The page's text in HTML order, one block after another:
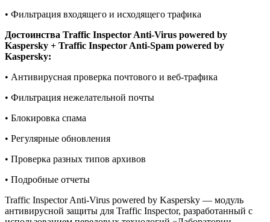
• Фильтрация входящего и исходящего трафика
Достоинства Traffic Inspector Anti-Virus powered by
Kaspersky + Traffic Inspector Anti-Spam powered by
Kasperskу:
• Антивирусная проверка почтового и веб-трафика
• Фильтрация нежелательной почты
• Блокировка спама
• Регулярные обновления
• Проверка разных типов архивов
• Подробные отчеты
Traffic Inspector Anti-Virus powered by Kaspersky — модуль
антивирусной защиты для Traffic Inspector, разработанный с